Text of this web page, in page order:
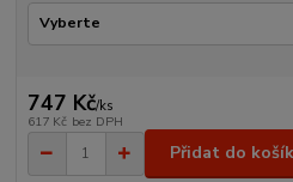
747 Kč/ks
617 Kč bez DPH
Přidat do